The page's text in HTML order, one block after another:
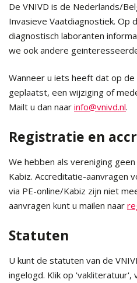
De VNIVD is de Nederlands/
Invasieve Vaatdiagnostiek. Op
diagnostisch laboranten
we ook andere
Wanneer u iets heeft dat op
geplaatst, een wijziging of
Mailt u dan naar info@vnivd.nl.
Registratie en
We hebben als vereniging
Kabiz. Accreditatie-aanvragen
via PE-online/Kabiz zijn niet
aanvragen kunt u mailen naar
Statuten
U kunt de statuten van de
ingelogd. Klik op